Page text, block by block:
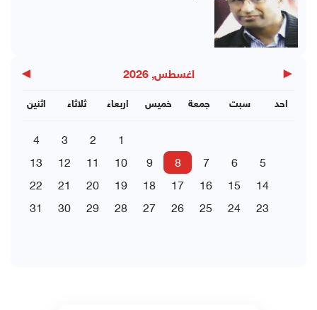
◀ اغسطس, 2026 ▶
اثنين ثلاثاء اربعاء خميس جمعة سبت احد
1
2
3
4
5
6
7
8
9
10
11
12
13
14
15
16
17
18
19
20
21
22
23
24
25
26
27
28
29
30
31